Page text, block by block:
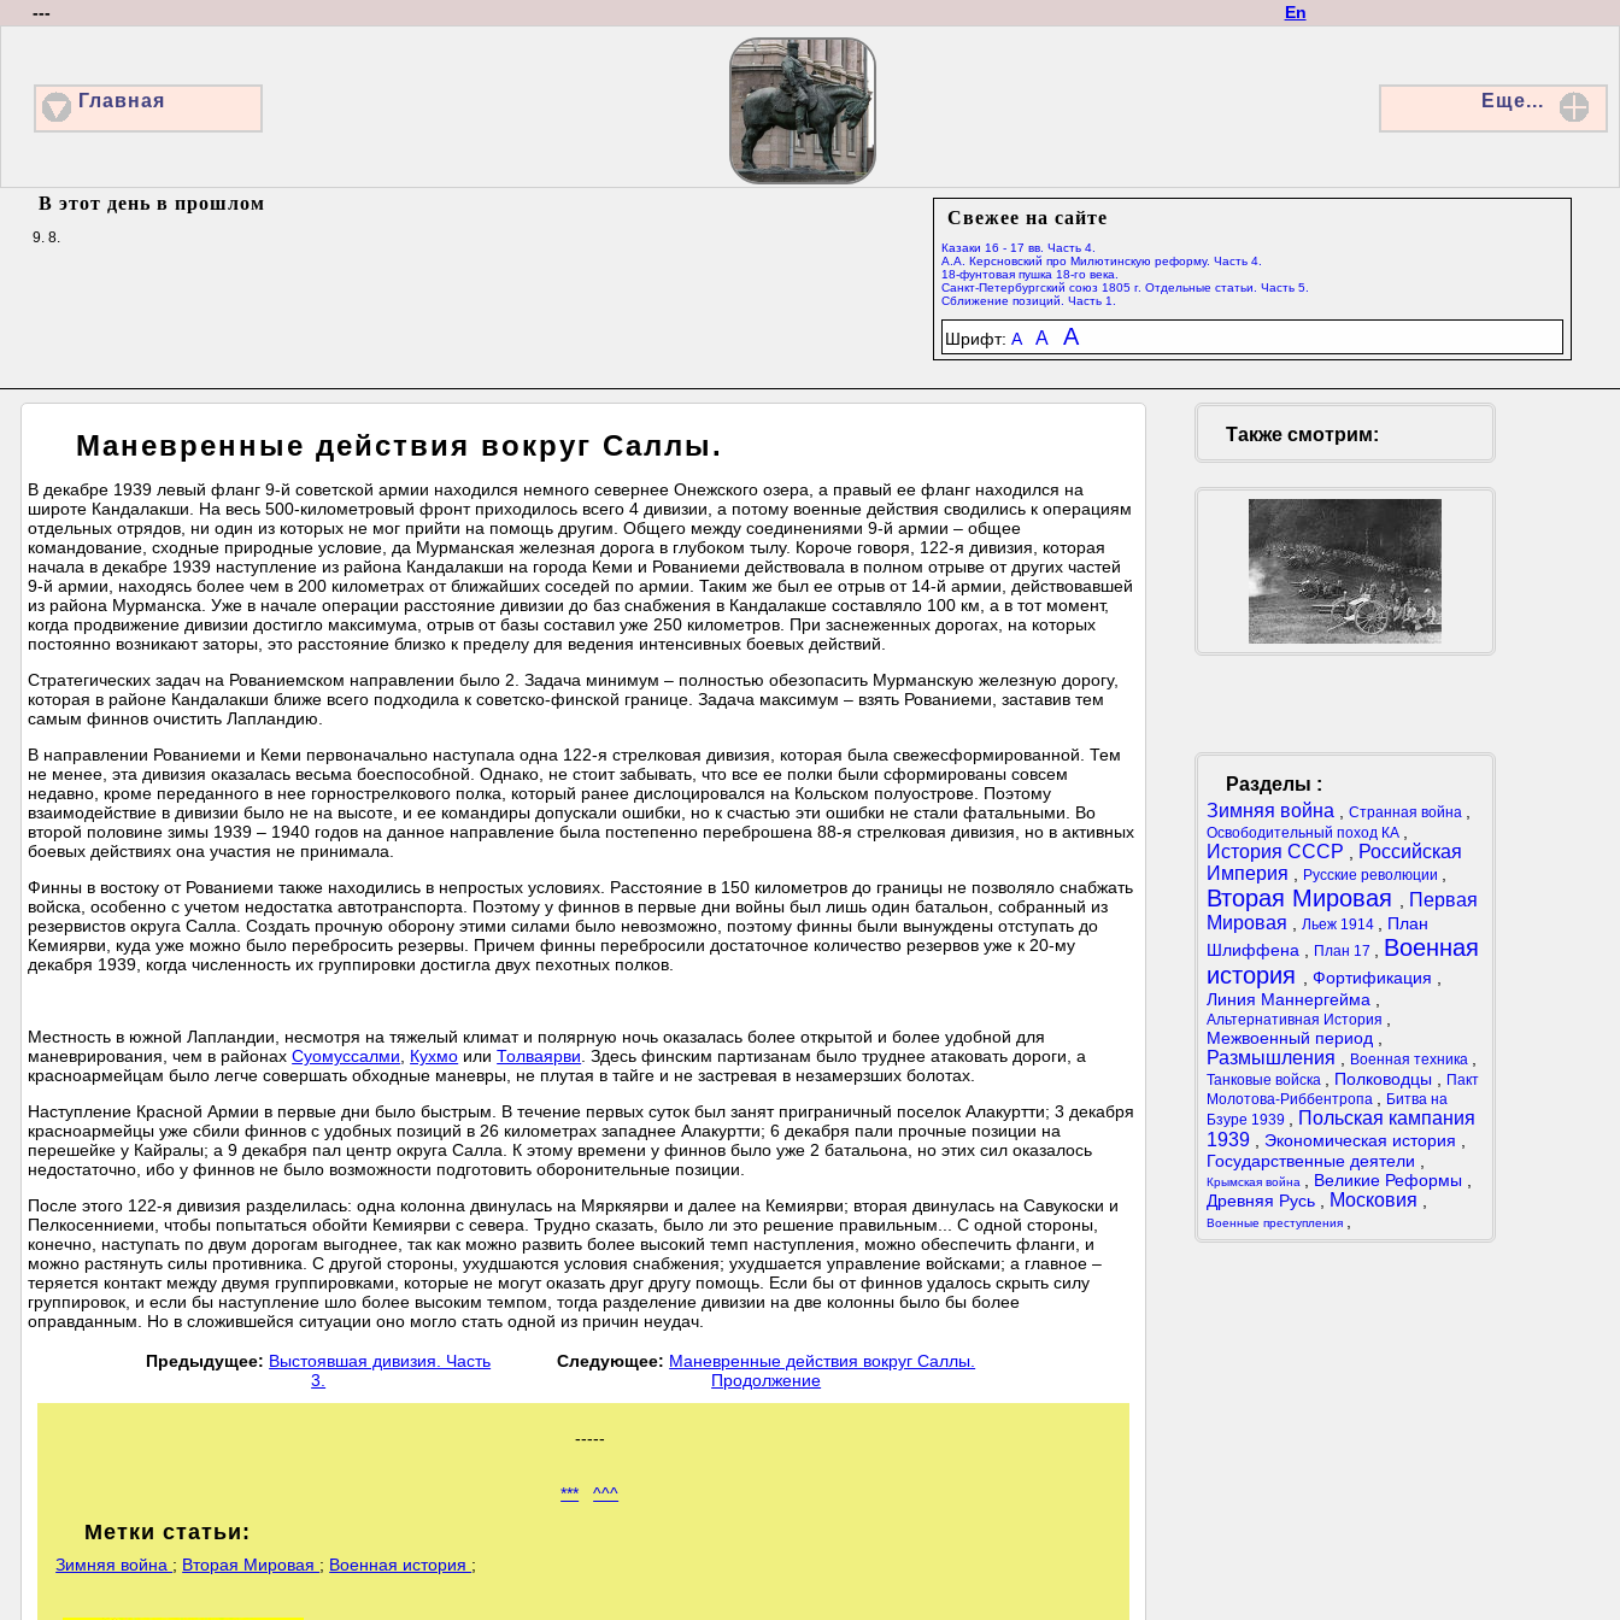
En
---
Главная Еще...
Свежее на сайте
Казаки 16 - 17 вв. Часть 4.
А.А. Керсновский про Милютинскую реформу. Часть 4.
18-фунтовая пушка 18-го века.
Санкт-Петербургский союз 1805 г. Отдельные статьи. Часть 5.
Сближение позиций. Часть 1.
Шрифт:A A A
В этот день в прошлом
9. 8.
Маневренные действия вокруг Саллы.
В декабре 1939 левый фланг 9-й советской армии находился немного севернее Онежского озера, а правый ее фланг находился на
широте Кандалакши. На весь 500-километровый фронт приходилось всего 4 дивизии, а потому военные действия сводились к операциям
отдельных отрядов, ни один из которых не мог прийти на помощь другим. Общего между соединениями 9-й армии – общее
командование, сходные природные условие, да Мурманская железная дорога в глубоком тылу. Короче говоря, 122-я дивизия, которая
начала в декабре 1939 наступление из района Кандалакши на города Кеми и Рованиеми действовала в полном отрыве от других частей
9-й армии, находясь более чем в 200 километрах от ближайших соседей по армии. Таким же был ее отрыв от 14-й армии, действовавшей
из района Мурманска. Уже в начале операции расстояние дивизии до баз снабжения в Кандалакше составляло 100 км, а в тот момент,
когда продвижение дивизии достигло максимума, отрыв от базы составил уже 250 километров. При заснеженных дорогах, на которых
постоянно возникают заторы, это расстояние близко к пределу для ведения интенсивных боевых действий.
Стратегических задач на Рованиемском направлении было 2. Задача минимум – полностью обезопасить Мурманскую железную дорогу,
которая в районе Кандалакши ближе всего подходила к советско-финской границе. Задача максимум – взять Рованиеми, заставив тем
самым финнов очистить Лапландию.
В направлении Рованиеми и Кеми первоначально наступала одна 122-я стрелковая дивизия, которая была свежесформированной. Тем
не менее, эта дивизия оказалась весьма боеспособной. Однако, не стоит забывать, что все ее полки были сформированы совсем
недавно, кроме переданного в нее горнострелкового полка, который ранее дислоцировался на Кольском полуострове. Поэтому
взаимодействие в дивизии было не на высоте, и ее командиры допускали ошибки, но к счастью эти ошибки не стали фатальными. Во
второй половине зимы 1939 – 1940 годов на данное направление была постепенно переброшена 88-я стрелковая дивизия, но в активных
боевых действиях она участия не принимала.
Финны в востоку от Рованиеми также находились в непростых условиях. Расстояние в 150 километров до границы не позволяло снабжать
войска, особенно с учетом недостатка автотранспорта. Поэтому у финнов в первые дни войны был лишь один батальон, собранный из
резервистов округа Салла. Создать прочную оборону этими силами было невозможно, поэтому финны были вынуждены отступать до
Кемиярви, куда уже можно было перебросить резервы. Причем финны перебросили достаточное количество резервов уже к 20-му
декабря 1939, когда численность их группировки достигла двух пехотных полков.
Местность в южной Лапландии, несмотря на тяжелый климат и полярную ночь оказалась более открытой и более удобной для
маневрирования, чем в районахСуомуссалми Кухмо илиТолваярви . Здесь финским партизанам было труднее атаковать дороги, а
красноармейцам было легче совершать обходные маневры, не плутая в тайге и не застревая в незамерзших болотах.
Наступление Красной Армии в первые дни было быстрым. В течение первых суток был занят приграничный поселок Алакуртти; 3 декабря
красноармейцы уже сбили финнов с удобных позиций в 26 километрах западнее Алакуртти; 6 декабря пали прочные позиции на
перешейке у Кайралы; а 9 декабря пал центр округа Салла. К этому времени у финнов было уже 2 батальона, но этих сил оказалось
недостаточно, ибо у финнов не было возможности подготовить оборонительные позиции.
После этого 122-я дивизия разделилась: одна колонна двинулась на Мяркяярви и далее на Кемиярви; вторая двинулась на Савукоски и
Пелкосенниеми, чтобы попытаться обойти Кемиярви с севера. Трудно сказать, было ли это решение правильным... С одной стороны,
конечно, наступать по двум дорогам выгоднее, так как можно развить более высокий темп наступления, можно обеспечить фланги, и
можно растянуть силы противника. С другой стороны, ухудшаются условия снабжения; ухудшается управление войсками; а главное –
теряется контакт между двумя группировками, которые не могут оказать друг другу помощь. Если бы от финнов удалось скрыть силу
группировок, и если бы наступление шло более высоким темпом, тогда разделение дивизии на две колонны было бы более
оправданным. Но в сложившейся ситуации оно могло стать одной из причин неудач.
Предыдущее: Выстоявшая дивизия. Часть
3.
Следующее: Маневренные действия вокруг Саллы.
Продолжение
-----
*** ^^^
Метки статьи:
Зимняя война ; Вторая Мировая ; Военная история ;
Также смотрим:
Разделы :
Зимняя война
Странная война
Освободительный поход КА
История СССР
Российская
Империя
Русские революции
Вторая Мировая
Первая
Мировая
Льеж 1914
План
Шлиффена
План 17
Военная
история
Фортификация
Линия Маннергейма
Альтернативная История
Межвоенный период
Размышления Военная техника
Танковые войска Полководцы
Пакт
Молотова-Риббентропа
Битва на
Бзуре 1939
Польская кампания
1939
Экономическая история
Государственные деятели
Крымская война Великие Реформы
Древняя Русь
Московия
Военные преступления